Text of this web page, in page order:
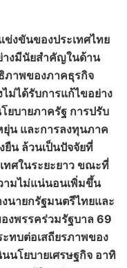
งขันของประเทศไทย
างมีนัยสำคัญในด้าน
ภาพของภาคธุรกิจ
ม่ได้รับการแก้ไขอย่าง
ยบายภาครัฐ การปรับ
น และการลงทุนภาค
ยืน ล้วนเป็นปัจจัยที่
ศในระยะยาว ขณะที่
ามไม่แน่นอนเพิ่มขึ้น
นายกรัฐมนตรีไทยและ
งพรรคร่วมรัฐบาล 69
ทบต่อเสถียรภาพของ
นโยบายเศรษฐกิจ อาทิ